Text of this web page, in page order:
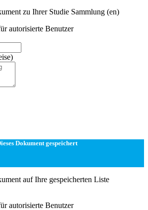
zu Ihrer Studie Sammlung (en)
autorisierte Benutzer
Dokument gespeichert
auf Ihre gespeicherten Liste
autorisierte Benutzer